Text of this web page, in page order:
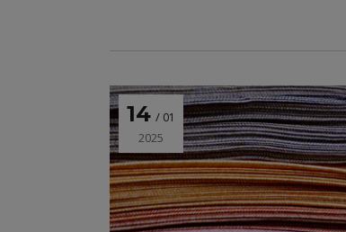
14 01
2025